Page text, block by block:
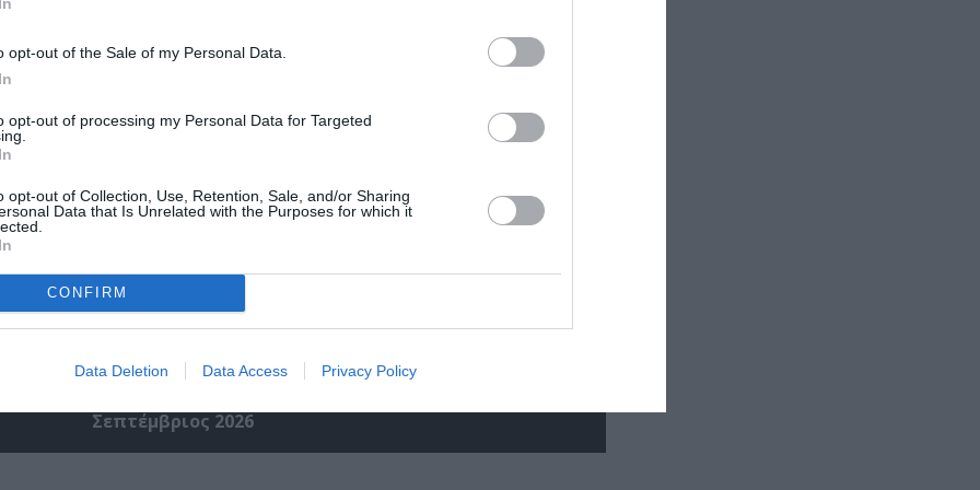
opt-out of the Sale of my Personal Data.
opt-out of processing my Personal Data for Targeted
opt-out of Collection, Use, Retention, Sale, and/or Sharing
Data that Is Unrelated with the Purposes for which it
CONFIRM
Data Deletion Data Access Privacy Policy
Σαρωνίδα
Σεπτέμβριος 2026